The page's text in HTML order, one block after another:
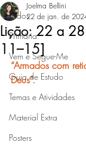
Todos
Primária
Vem e Segue-Me
Guia de Estudo
Temas e Atividades
Material Extra
Posters
Lição: 22 a
11–15]
Joelma Bellini
22 de jan. de
“Armados com
Deus”.